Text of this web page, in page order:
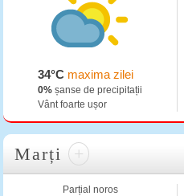
34°C maxima zilei
0% șanse de precipitații
Vânt foarte ușor
Marți +
Parțial noros